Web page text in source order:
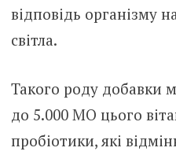
відповідь організму
світла.
Такого роду добавки
до 5.000 МО цього
пробiотики, які